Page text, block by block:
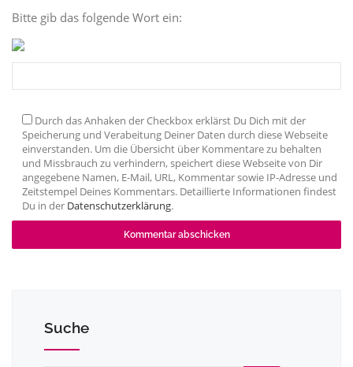
Bitte gib das folgende Wort ein:
Durch das Anhaken der Checkbox erklärst Du Dich mit der
Speicherung und Verabeitung Deiner Daten durch diese Webseite
einverstanden. Um die Übersicht über Kommentare zu behalten
und Missbrauch zu verhindern, speichert diese Webseite von Dir
angegebene Namen, E-Mail, URL, Kommentar sowie IP-Adresse und
Zeitstempel Deines Kommentars. Detaillierte Informationen findest
Du in der Datenschutzerklärung.
Suche